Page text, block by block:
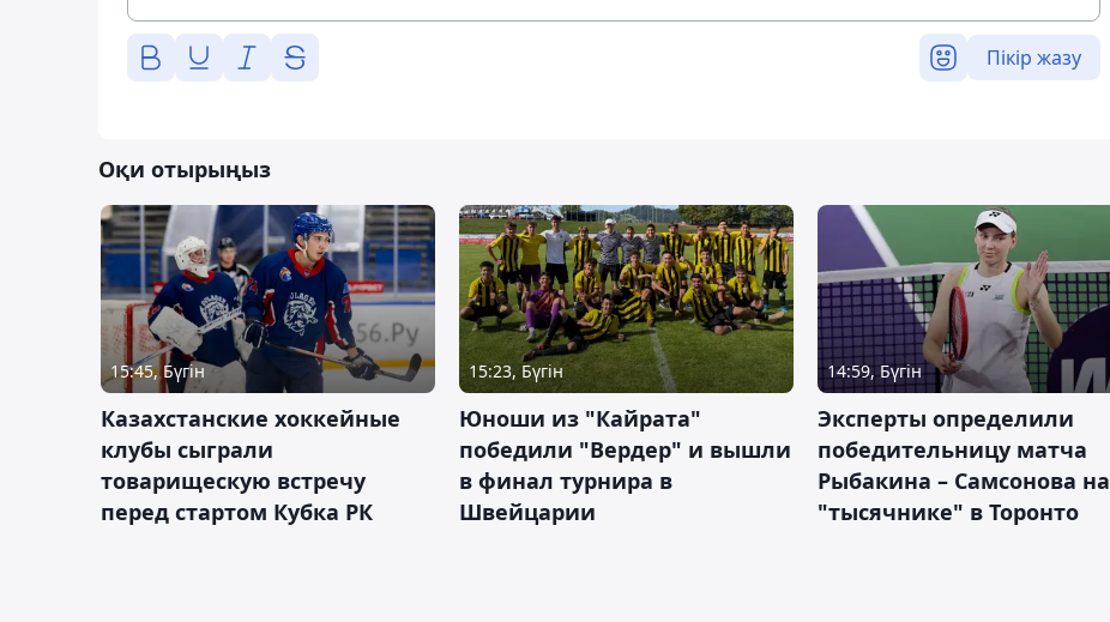
Пікір жазу
Оқи отырыңыз
15:45, Бүгін
Казахстанские хоккейные
клубы сыграли
товарищескую встречу
перед стартом Кубка РК
15:23, Бүгін
Юноши из "Кайрата"
победили "Вердер" и вышли
в финал турнира в
Швейцарии
14:59, Бүгін
Эксперты определили
победительницу матча
Рыбакина – Самсонова на
"тысячнике" в Торонто